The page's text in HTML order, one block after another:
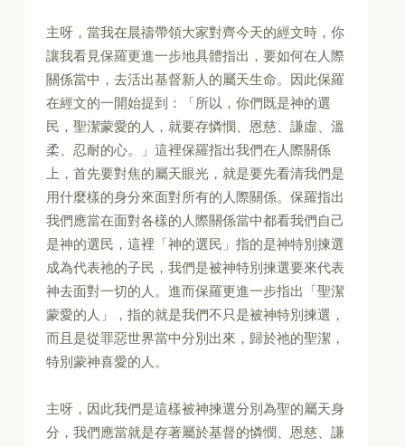
主呀，當我在晨禱帶領大家對齊今天的經文時，你
讓我看見保羅更進一步地具體指出，要如何在人際
關係當中，去活出基督新人的屬天生命。因此保羅
在經文的一開始提到：「所以，你們既是神的選
民，聖潔蒙愛的人，就要存憐憫、恩慈、謙虛、溫
柔、忍耐的心。」這裡保羅指出我們在人際關係
上，首先要對焦的屬天眼光，就是要先看清我們是
用什麼樣的身分來面對所有的人際關係。保羅指出
我們應當在面對各樣的人際關係當中都看我們自己
是神的選民，這裡「神的選民」指的是神特別揀選
成為代表祂的子民，我們是被神特別揀選要來代表
神去面對一切的人。進而保羅更進一步指出「聖潔
蒙愛的人」，指的就是我們不只是被神特別揀選，
而且是從罪惡世界當中分別出來，歸於祂的聖潔，
特別蒙神喜愛的人。
主呀，因此我們是這樣被神揀選分別為聖的屬天身
分，我們應當就是存著屬於基督的憐憫、恩慈、謙